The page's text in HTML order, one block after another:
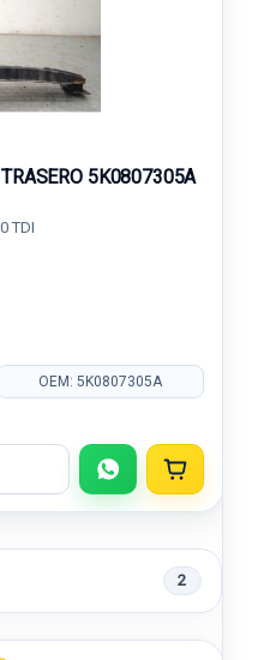
5K0807305A
TDI
OEM: 5K0807305A
2